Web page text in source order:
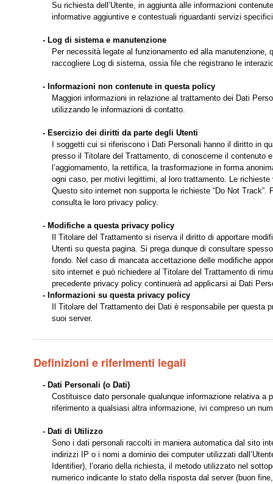
Su richiesta dell’Utente, in aggiunta alle informazioni
informative aggiuntive e contestuali riguardanti servizi
- Log di sistema e manutenzione
Per necessità legate al funzionamento ed alla
raccogliere Log di sistema, ossia file che registrano le
- Informazioni non contenute in questa policy
Maggiori informazioni in relazione al trattamento dei Dati
utilizzando le informazioni di contatto.
- Esercizio dei diritti da parte degli Utenti
I soggetti cui si riferiscono i Dati Personali hanno il diritto in
presso il Titolare del Trattamento, di conoscerne il contenuto
l’aggiornamento, la rettifica, la trasformazione in forma
ogni caso, per motivi legittimi, al loro trattamento. Le
Questo sito internet non supporta le richieste “Do Not
consulta le loro privacy policy.
- Modifiche a questa privacy policy
Il Titolare del Trattamento si riserva il diritto di apportare
Utenti su questa pagina. Si prega dunque di consultare
fondo. Nel caso di mancata accettazione delle modifiche
sito internet e può richiedere al Titolare del Trattamento di
precedente privacy policy continuerà ad applicarsi ai Dati
- Informazioni su questa privacy policy
Il Titolare del Trattamento dei Dati è responsabile per
suoi server.
Definizioni e riferimenti legali
- Dati Personali (o Dati)
Costituisce dato personale qualunque informazione relativa
riferimento a qualsiasi altra informazione, ivi compreso un
- Dati di Utilizzo
Sono i dati personali raccolti in maniera automatica dal sito
indirizzi IP o i nomi a dominio dei computer utilizzati
Identifier), l’orario della richiesta, il metodo utilizzato nel
numerico indicante lo stato della risposta dal server (buon